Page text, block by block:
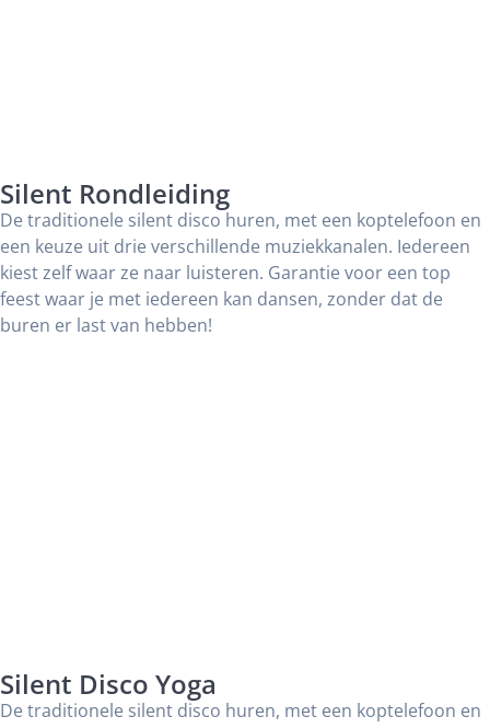
Silent Rondleiding
De traditionele silent disco huren, met een koptelefoon en
een keuze uit drie verschillende muziekkanalen. Iedereen
kiest zelf waar ze naar luisteren. Garantie voor een top
feest waar je met iedereen kan dansen, zonder dat de
buren er last van hebben!
Silent Disco Yoga
De traditionele silent disco huren, met een koptelefoon en